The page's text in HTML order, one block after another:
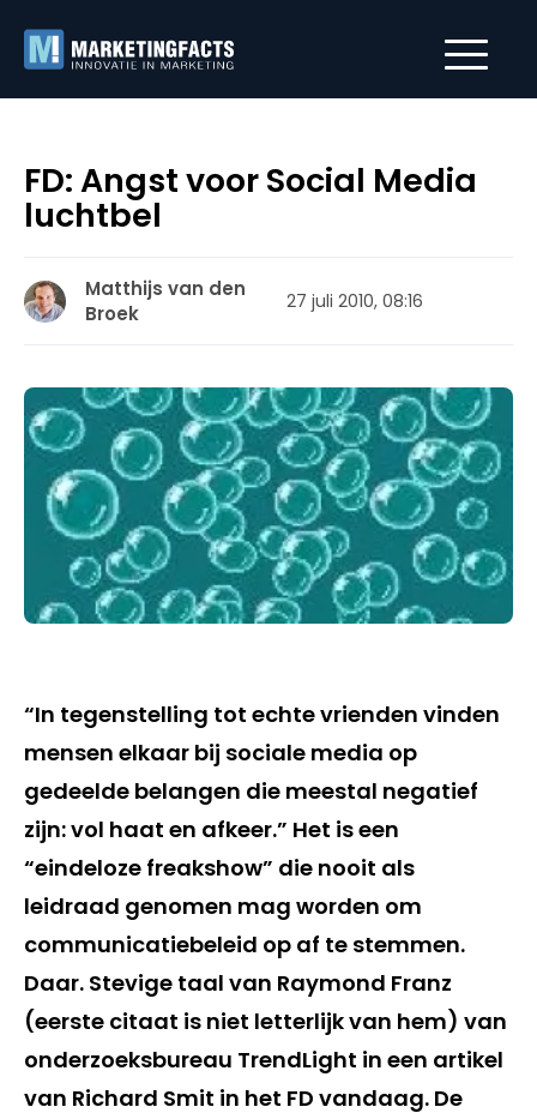
FD: Angst voor Social Media
luchtbel
Matthijs van den
Broek
27 juli 2010, 08:16
“In tegenstelling tot echte vrienden vinden
mensen elkaar bij sociale media op
gedeelde belangen die meestal negatief
zijn: vol haat en afkeer.” Het is een
“eindeloze freakshow” die nooit als
leidraad genomen mag worden om
communicatiebeleid op af te stemmen.
Daar. Stevige taal van Raymond Franz
(eerste citaat is niet letterlijk van hem) van
onderzoeksbureau TrendLight in een artikel
van Richard Smit in het FD vandaag. De